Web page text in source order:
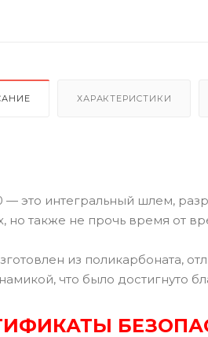
ХАРАКТЕРИСТИКИ
— это интегральный шлем,
но также не прочь время от
из поликарбоната,
что было достигнуто